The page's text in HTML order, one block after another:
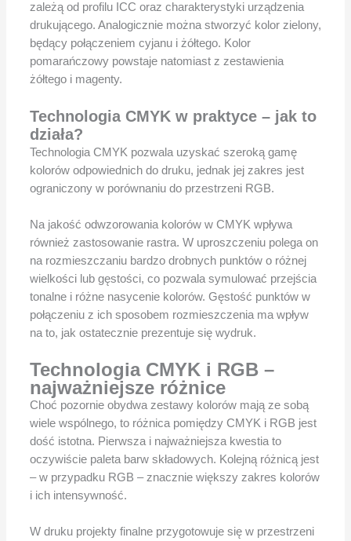
zależą od profilu ICC oraz charakterystyki urządzenia
drukującego. Analogicznie można stworzyć kolor zielony,
będący połączeniem cyjanu i żółtego. Kolor
pomarańczowy powstaje natomiast z zestawienia
żółtego i magenty.
Technologia CMYK w praktyce – jak to
działa?
Technologia CMYK pozwala uzyskać szeroką gamę
kolorów odpowiednich do druku, jednak jej zakres jest
ograniczony w porównaniu do przestrzeni RGB.
Na jakość odwzorowania kolorów w CMYK wpływa
również zastosowanie rastra. W uproszczeniu polega on
na rozmieszczaniu bardzo drobnych punktów o różnej
wielkości lub gęstości, co pozwala symulować przejścia
tonalne i różne nasycenie kolorów. Gęstość punktów w
połączeniu z ich sposobem rozmieszczenia ma wpływ
na to, jak ostatecznie prezentuje się wydruk.
Technologia CMYK i RGB –
najważniejsze różnice
Choć pozornie obydwa zestawy kolorów mają ze sobą
wiele wspólnego, to różnica pomiędzy CMYK i RGB jest
dość istotna. Pierwsza i najważniejsza kwestia to
oczywiście paleta barw składowych. Kolejną różnicą jest
– w przypadku RGB – znacznie większy zakres kolorów
i ich intensywność.
W druku projekty finalne przygotowuje się w przestrzeni